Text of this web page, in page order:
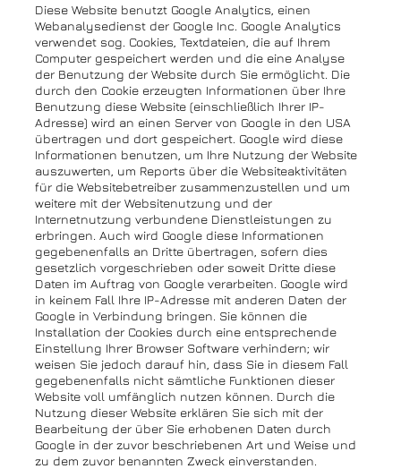
Diese Website benutzt Google Analytics, einen
Webanalysedienst der Google Inc. Google Analytics
verwendet sog. Cookies, Textdateien, die auf Ihrem
Computer gespeichert werden und die eine Analyse
der Benutzung der Website durch Sie ermöglicht. Die
durch den Cookie erzeugten Informationen über Ihre
Benutzung diese Website (einschließlich Ihrer IP-
Adresse) wird an einen Server von Google in den USA
übertragen und dort gespeichert. Google wird diese
Informationen benutzen, um Ihre Nutzung der Website
auszuwerten, um Reports über die Websiteaktivitäten
für die Websitebetreiber zusammenzustellen und um
weitere mit der Websitenutzung und der
Internetnutzung verbundene Dienstleistungen zu
erbringen. Auch wird Google diese Informationen
gegebenenfalls an Dritte übertragen, sofern dies
gesetzlich vorgeschrieben oder soweit Dritte diese
Daten im Auftrag von Google verarbeiten. Google wird
in keinem Fall Ihre IP-Adresse mit anderen Daten der
Google in Verbindung bringen. Sie können die
Installation der Cookies durch eine entsprechende
Einstellung Ihrer Browser Software verhindern; wir
weisen Sie jedoch darauf hin, dass Sie in diesem Fall
gegebenenfalls nicht sämtliche Funktionen dieser
Website voll umfänglich nutzen können. Durch die
Nutzung dieser Website erklären Sie sich mit der
Bearbeitung der über Sie erhobenen Daten durch
Google in der zuvor beschriebenen Art und Weise und
zu dem zuvor benannten Zweck einverstanden.